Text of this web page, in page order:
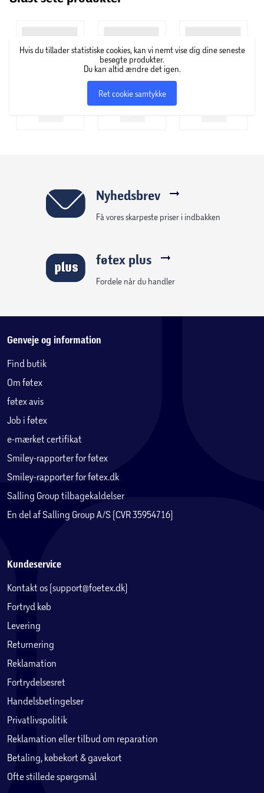
Hvis du tillader statistiske cookies, kan vi nemt vise dig dine seneste
besøgte produkter.
Du kan altid ændre det igen.
Ret cookie samtykke
Nyhedsbrev
Få vores skarpeste priser i indbakken
føtex plus
Fordele når du handler
Genveje og information
Find butik
Om føtex
føtex avis
Job i føtex
e-mærket certifikat
Smiley-rapporter for føtex
Smiley-rapporter for føtex.dk
Salling Group tilbagekaldelser
En del af Salling Group A/S (CVR 35954716)
Kundeservice
Kontakt os (support@foetex.dk)
Fortryd køb
Levering
Returnering
Reklamation
Fortrydelsesret
Handelsbetingelser
Privatlivspolitik
Reklamation eller tilbud om reparation
Betaling, købekort & gavekort
Ofte stillede spørgsmål